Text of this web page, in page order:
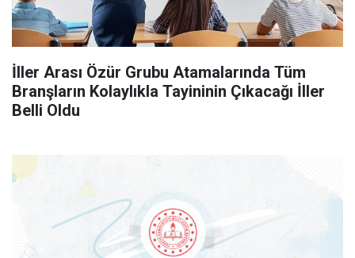
İller Arası Özür Grubu Atamalarında Tüm
Branşların Kolaylıkla Tayininin Çıkacağı İller
Belli Oldu